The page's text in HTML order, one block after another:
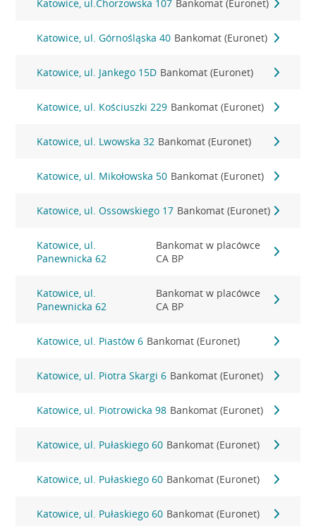
Katowice, ul.Chorzowska 107 Bankomat (Euronet)
Katowice, ul. Górnośląska 40 Bankomat (Euronet)
Katowice, ul. Jankego 15D Bankomat (Euronet)
Katowice, ul. Kościuszki 229 Bankomat (Euronet)
Katowice, ul. Lwowska 32 Bankomat (Euronet)
Katowice, ul. Mikołowska 50 Bankomat (Euronet)
Katowice, ul. Ossowskiego 17 Bankomat (Euronet)
Katowice, ul.
Panewnicka 62
Bankomat w placówce
CA BP
Katowice, ul.
Panewnicka 62
Bankomat w placówce
CA BP
Katowice, ul. Piastów 6 Bankomat (Euronet)
Katowice, ul. Piotra Skargi 6 Bankomat (Euronet)
Katowice, ul. Piotrowicka 98 Bankomat (Euronet)
Katowice, ul. Pułaskiego 60 Bankomat (Euronet)
Katowice, ul. Pułaskiego 60 Bankomat (Euronet)
Katowice, ul. Pułaskiego 60 Bankomat (Euronet)